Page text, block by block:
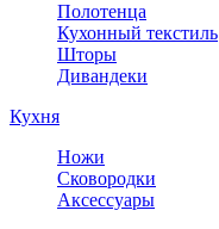
Полотенца
Кухонный текстиль
Шторы
Дивандеки
Кухня
Ножи
Сковородки
Аксессуары